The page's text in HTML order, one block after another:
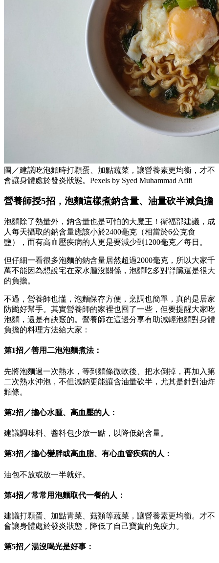
圖／建議吃泡麵時打顆蛋、加點蔬菜，讓營養素更均衡，才不
會讓身體處於發炎狀態。Pexels by Syed Muhammad Afifi
營養師授5招，泡麵這樣煮鈉含量、油量砍半減負擔
泡麵除了熱量外，鈉含量也是可怕的大魔王！衛福部建議，成
人每天攝取的鈉含量應該小於2400毫克（相當於6公克食
鹽），而有高血壓疾病的人更是要減少到1200毫克／每日。
但仔細一看很多泡麵的鈉含量居然超過2000毫克，所以大家千
萬不能因為想說宅在家水腫沒關係，泡麵吃多對腎臟還是很大
的負擔。
不過，營養師也懂，泡麵保存方便，烹調也簡單，真的是居家
防颱好幫手。其實營養師的家裡也囤了一些，但要提醒大家吃
泡麵，還是有訣竅的。營養師在這邊分享有助減輕泡麵對身體
負擔的料理方法給大家：
第1招／善用二泡泡麵煮法：
先將泡麵過一次熱水，等到麵條微軟後、把水倒掉，再加入第
二次熱水沖泡，不但減鈉更能讓含油量砍半，尤其是針對油炸
麵條。
第2招／擔心水腫、高血壓的人：
建議調味料、醬料包少放一點，以降低鈉含量。
第3招／擔心變胖或高血脂、有心血管疾病的人：
油包不放或放一半就好。
第4招／常常用泡麵取代一餐的人：
建議打顆蛋、加點青菜、菇類等蔬菜，讓營養素更均衡。才不
會讓身體處於發炎狀態，降低了自己寶貴的免疫力。
第5招／湯沒喝光是好事：